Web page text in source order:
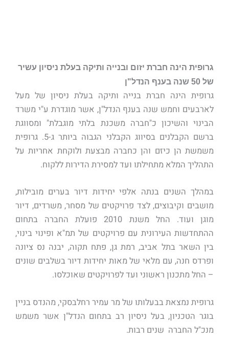
גרופית הינה חברת יזום ובנייה ותיקה בעלת ניסיון עשיר
של 50 שנה בענף הנדל"ן
גרופית הינה חברת בנייה ותיקה בעלת ניסיון של מעל
לארבעים וחמש שנה בענף הנדל"ן, אשר מוגדרת ע"י משרד
הבינוי והשיכון כ"חברה משכנת בלתי מוגבלת" ומסווגת
ברשם הקבלנים בסיווג הקבלני הגבוה ביותר ג-5. גרופית
משמשת הן כיזם והן כחברה מבצעת ולוקחת אחריות על
התהליך המלא מתחילתו ועד למסירת הדירות ללקוח.
במהלך השנים בנתה אלפי יחידות דיור בערים מובילות,
מושבים וקיבוצים, לצד פרויקטים של מסחר, משרדים, דיור
מוגן ועוד. החל משנת 2010 פועלת החברה בתחום
ההתחדשות העירונית עם פרויקטים של תמ"א ופינוי בינוי,
בין השאר בתל אביב, רמת גן, פתח תקוה, יבנה נס ציונה
ופרדס חנה, עם מלאי של מאות יחידות דיור בשלבים שונים
– החל מתכנון ראשוני ועד לפרויקטים שאוכלסו.
גרופית נמצאת בבעלותו של מר עמיר רחלבסקי, מהנדס בניין
בוגר הטכניון, בעל ניסיון רב בתחום הנדל"ן אשר משמש
מנכ"ל החברה שנים רבות.